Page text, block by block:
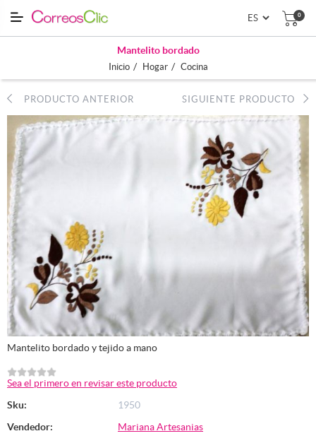
0
Mantelito bordado
Inicio / Hogar / Cocina
PRODUCTO ANTERIOR SIGUIENTE PRODUCTO
Mantelito bordado y tejido a mano
Sea el primero en revisar este producto
Sku:
1950
Vendedor:
Mariana Artesanias